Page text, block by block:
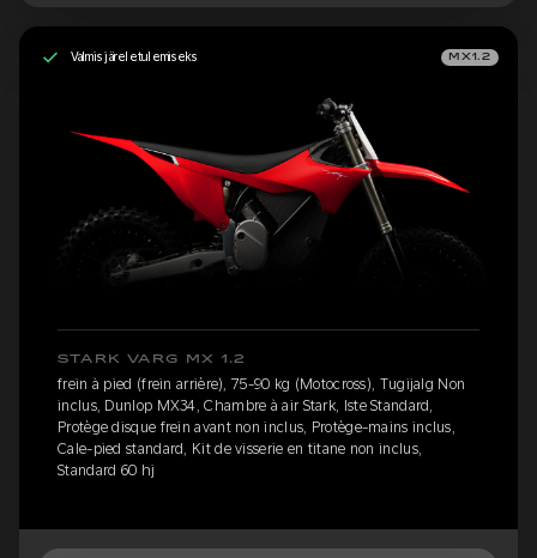
Valmis järeletulemiseks MX1.2
STARK VARG MX 1.2
frein à pied (frein arrière), 75-90 kg (Motocross), Tugijalg Non
inclus, Dunlop MX34, Chambre à air Stark, Iste Standard,
Protège disque frein avant non inclus, Protège-mains inclus,
Cale-pied standard, Kit de visserie en titane non inclus,
Standard 60 hj